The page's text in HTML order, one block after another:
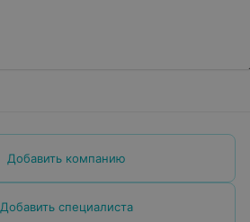
Добавить компанию
Добавить специалиста